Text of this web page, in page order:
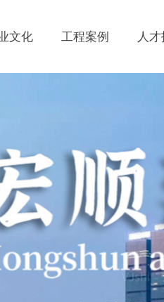
文化 工程案例 人